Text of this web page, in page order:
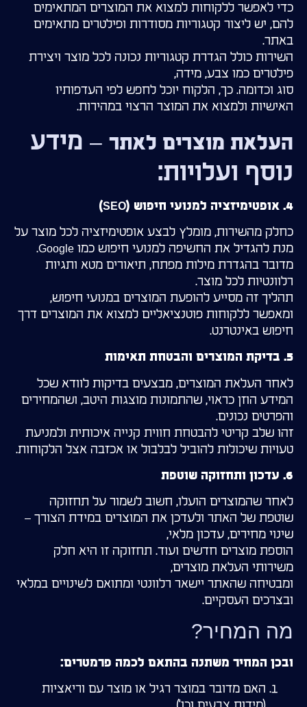
כדי לאפשר ללקוחות למצוא את המוצרים המתאימים
להם, יש ליצור קטגוריות מסודרות ופילטרים מתאימים
באתר.
השירות כולל הגדרת קטגוריות נכונה לכל מוצר ויצירת
פילטרים כמו צבע, מידה,
סוג וכדומה. כך, הלקוח יוכל לחפש לפי העדפותיו
האישיות ולמצוא את המוצר הרצוי במהירות.
העלאת מוצרים לאתר – מידע
נוסף ועלויות:
4. אופטימיזציה למנועי חיפוש (SEO)
כחלק מהשירות, מומלץ לבצע אופטימיזציה לכל מוצר על
מנת להגדיל את החשיפה למנועי חיפוש כמו Google.
מדובר בהגדרת מילות מפתח, תיאורים מטא ותגיות
רלוונטיות לכל מוצר.
תהליך זה מסייע להופעת המוצרים במנועי חיפוש,
ומאפשר ללקוחות פוטנציאליים למצוא את המוצרים דרך
חיפוש באינטרנט.
5. בדיקת המוצרים והבטחת תאימות
לאחר העלאת המוצרים, מבצעים בדיקות לוודא שכל
המידע הוזן כראוי, שהתמונות מוצגות היטב, ושהמחירים
והפרטים נכונים.
זהו שלב קריטי להבטחת חווית קנייה איכותית ולמניעת
טעויות שיכולות להוביל לבלבול או אכזבה אצל הלקוחות.
6. עדכון ותחזוקה שוטפת
לאחר שהמוצרים הועלו, חשוב לשמור על תחזוקה
שוטפת של האתר ולעדכן את המוצרים במידת הצורך –
שינוי מחירים, עדכון מלאי,
הוספת מוצרים חדשים ועוד. תחזוקה זו היא חלק
משירותי העלאת מוצרים,
ומבטיחה שהאתר יישאר רלוונטי ומתואם לשינויים במלאי
ובצרכים העסקיים.
מה המחיר?
ובכן המחיר משתנה בהתאם לכמה פרמטרים:
האם מדובר במוצר רגיל או מוצר עם וריאציות